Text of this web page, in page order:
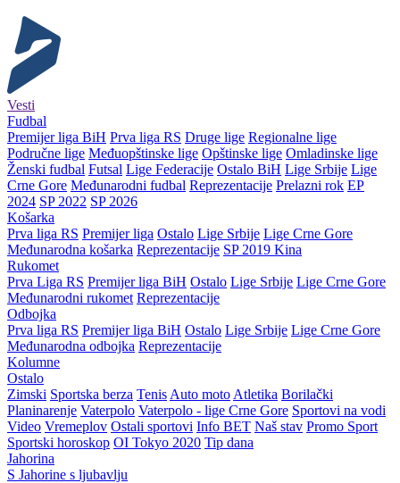
Vesti
Fudbal
Premijer liga BiH Prva liga RS Druge lige Regionalne lige
Područne lige Međuopštinske lige Opštinske lige Omladinske lige
Ženski fudbal Futsal Lige Federacije Ostalo BiH Lige Srbije Lige
Crne Gore Međunarodni fudbal Reprezentacije Prelazni rok EP
2024 SP 2022 SP 2026
Košarka
Prva liga RS Premijer liga Ostalo Lige Srbije Lige Crne Gore
Međunarodna košarka Reprezentacije SP 2019 Kina
Rukomet
Prva Liga RS Premijer liga BiH Ostalo Lige Srbije Lige Crne Gore
Međunarodni rukomet Reprezentacije
Odbojka
Prva liga RS Premijer liga BiH Ostalo Lige Srbije Lige Crne Gore
Međunarodna odbojka Reprezentacije
Kolumne
Ostalo
Zimski Sportska berza Tenis Auto moto Atletika Borilački
Planinarenje Vaterpolo Vaterpolo - lige Crne Gore Sportovi na vodi
Video Vremeplov Ostali sportovi Info BET Naš stav Promo Sport
Sportski horoskop OI Tokyo 2020 Tip dana
Jahorina
S Jahorine s ljubavlju